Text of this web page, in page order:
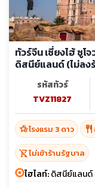
ทัวร์จีน เซี่ยงไฮ้ ซูโ
ดิสนีย์แลนด์ (ไม่ลง
รหัสทัวร์
TVZ11827
hotel_classโรงแรม 3 ดาว restaurant
shopping_cart_offไม่เข้าร้านรัฐบาล
ไฮไลท์:ดิสนีย์แลนด์